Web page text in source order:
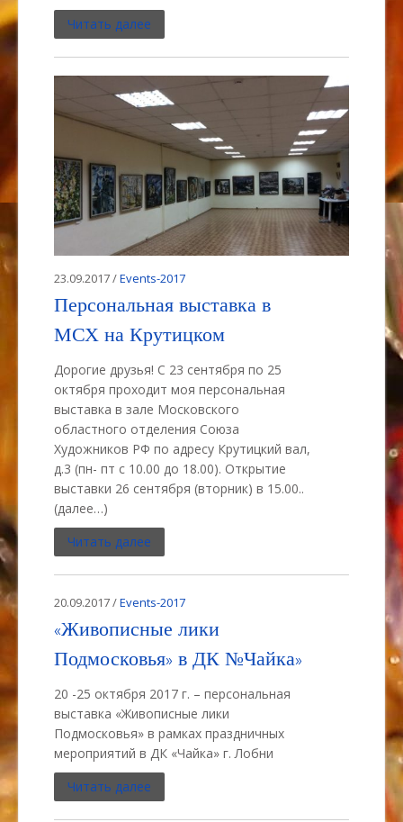
Читать далее
23.09.2017 /Events-2017
Персональная выставка в
МСХ на Крутицком
Дорогие друзья! C 23 сентября по 25
октября проходит моя персональная
выставка в зале Московского
областного отделения Союза
Художников РФ по адресу Крутицкий вал,
д.3 (пн- пт с 10.00 до 18.00). Открытие
выставки 26 сентября (вторник) в 15.00..
(далее…)
Читать далее
20.09.2017 /Events-2017
«Живописные лики
Подмосковья» в ДК №Чайка»
20 -25 октября 2017 г. – персональная
выставка «Живописные лики
Подмосковья» в рамках праздничных
мероприятий в ДК «Чайка» г. Лобни
Читать далее